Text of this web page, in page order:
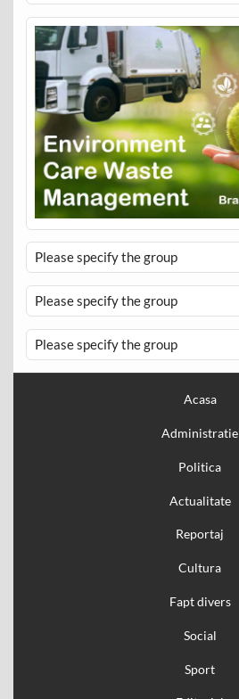
Please specify the group
Please specify the group
Please specify the group
Acasa
Administratie
Politica
Actualitate
Reportaj
Cultura
Fapt divers
Social
Sport